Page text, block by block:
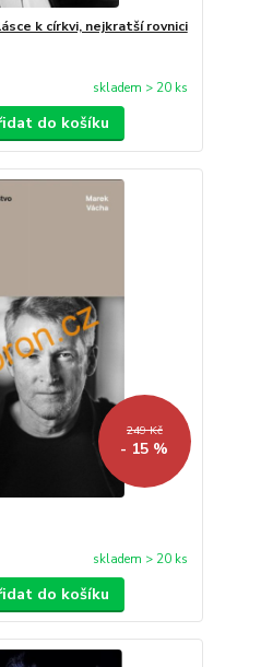
k církvi, nejkratší rovnici
skladem > 20 ks
do košíku
249 Kč
- 15 %
skladem > 20 ks
do košíku